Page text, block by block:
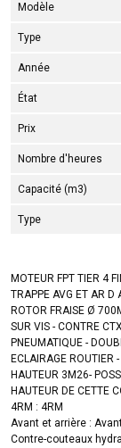
Modèle
Type
Année
État
Prix
Nombre d'heures
Capacité (m3)
Type
MOTEUR FPT TIER 4
TRAPPE AVG ET AR D
ROTOR FRAISE Ø
SUR VIS - CONTRE
PNEUMATIQUE -
ECLAIRAGE
HAUTEUR 3M26-
HAUTEUR DE CETTE
4RM : 4RM
Avant et arrière :
Contre-couteaux